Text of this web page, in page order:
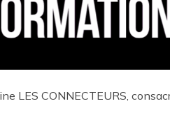
LES CONNECTEURS,